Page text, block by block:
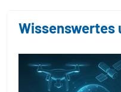
Wissenswertes